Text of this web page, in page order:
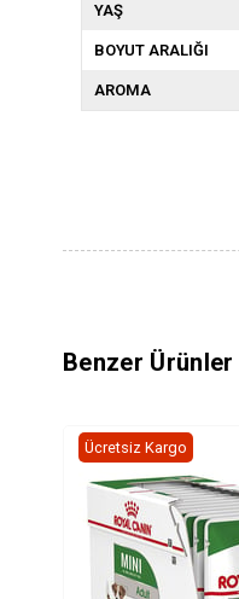
YAŞ
BOYUT ARALIĞI
AROMA
Benzer Ürünler
Ücretsiz Kargo